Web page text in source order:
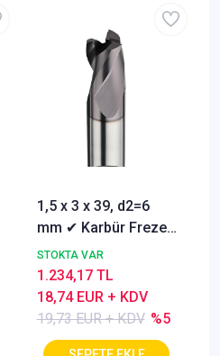
1,5 x 3 x 39, d2=6
mm ✔ Karbür Freze
ucu, Z=3, Kaplamalı,
30°
STOKTA VAR
19,73 EUR + KDV %5
18,74 EUR + KDV
1.234,17 TL